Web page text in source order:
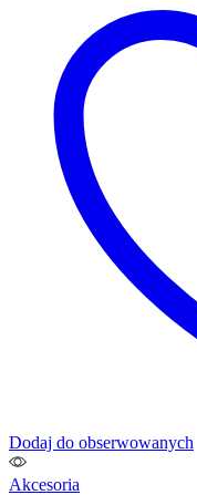
Dodaj do obserwowanych
Akcesoria